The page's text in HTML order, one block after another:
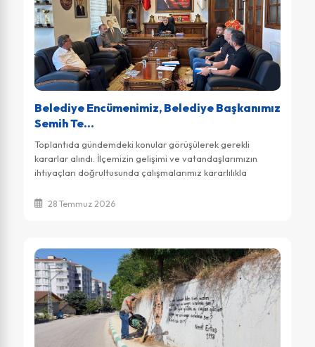
Belediye Encümenimiz, Belediye Başkanımız
Semih Te...
Toplantıda gündemdeki konular görüşülerek gerekli
kararlar alındı. İlçemizin gelişimi ve vatandaşlarımızın
ihtiyaçları doğrultusunda çalışmalarımız kararlılıkla
28 Temmuz 2026